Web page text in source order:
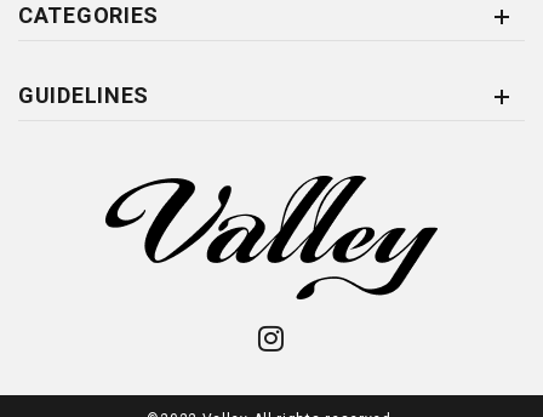
CATEGORIES
GUIDELINES